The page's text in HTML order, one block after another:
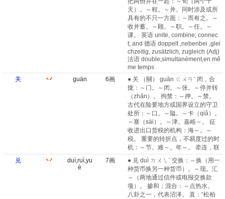
天）。～程。～并。同时涉及或所
具有的不只一方面：～而有之。～
收并蓄。～顾。～职。～任。～
课。 英语 unite, combine; connec
t; and 德语 doppelt ,nebenbei ,glei
chzeitig, zusätzlich, zugleich (Adj)
法语 double,simultanément,en mê
me temps
关
丷 guān 6画
● 关 （關） guān ㄍㄨㄢˉ 闭，合
拢：～门。～闭。～张。～停并转
（zhǎn）。 拘禁：～押。～禁。
古代在险要地方或国界设立的守卫
处所：～口。～隘。～卡（qiǎ）。
～塞（sài）。～津。嘉峪～。 征
收进出口货税的机构：海～。～
税。 重要的转折点，不易度过的时
机：～节。难～。年～。 牵连，联
兑
丷
duì,ruì,yu
è
7画
● 兑 duì ㄉㄨㄟˋ 交换：～换（用一
种货币换另一种货币）。～现。汇
～（两地通过信件或电报交换款
项）。 掺和；混合：～点热水。
八卦之一，代表沼泽。 直：“松柏